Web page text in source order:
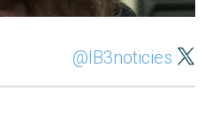
@IB3noticies